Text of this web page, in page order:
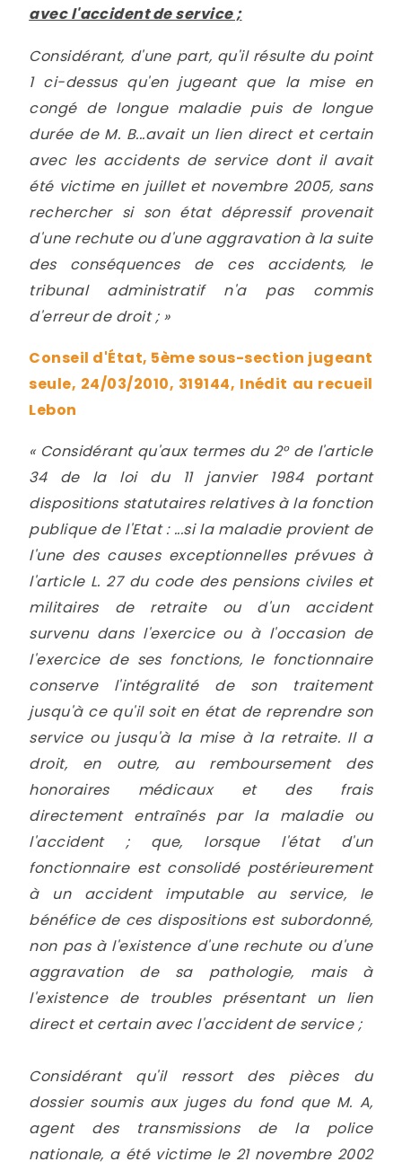
avec l'accident de service ;
Considérant, d'une part, qu'il résulte du point
1 ci-dessus qu'en jugeant que la mise en
congé de longue maladie puis de longue
durée de M. B...avait un lien direct et certain
avec les accidents de service dont il avait
été victime en juillet et novembre 2005, sans
rechercher si son état dépressif provenait
d'une rechute ou d'une aggravation à la suite
des conséquences de ces accidents, le
tribunal administratif n'a pas commis
d'erreur de droit ; »
Conseil d'État, 5ème sous-section jugeant
seule, 24/03/2010, 319144, Inédit au recueil
Lebon
« Considérant qu'aux termes du 2° de l'article
34 de la loi du 11 janvier 1984 portant
dispositions statutaires relatives à la fonction
publique de l'Etat : ...si la maladie provient de
l'une des causes exceptionnelles prévues à
l'article L. 27 du code des pensions civiles et
militaires de retraite ou d'un accident
survenu dans l'exercice ou à l'occasion de
l'exercice de ses fonctions, le fonctionnaire
conserve l'intégralité de son traitement
jusqu'à ce qu'il soit en état de reprendre son
service ou jusqu'à la mise à la retraite. Il a
droit, en outre, au remboursement des
honoraires médicaux et des frais
directement entraînés par la maladie ou
l'accident ; que, lorsque l'état d'un
fonctionnaire est consolidé postérieurement
à un accident imputable au service, le
bénéfice de ces dispositions est subordonné,
non pas à l'existence d'une rechute ou d'une
aggravation de sa pathologie, mais à
l'existence de troubles présentant un lien
direct et certain avec l'accident de service ;
Considérant qu'il ressort des pièces du
dossier soumis aux juges du fond que M. A,
agent des transmissions de la police
nationale, a été victime le 21 novembre 2002